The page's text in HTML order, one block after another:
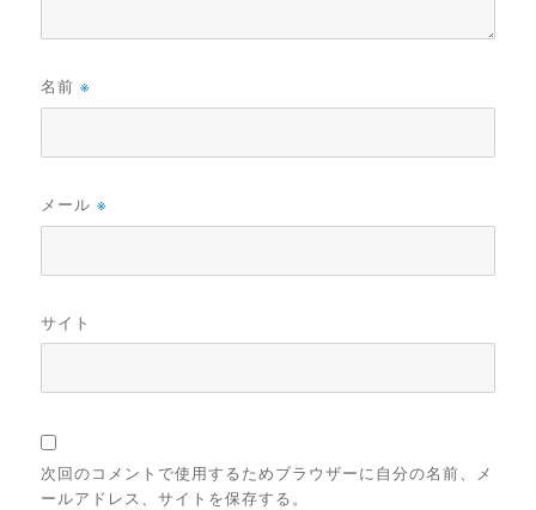
名前※
メール※
サイト
次回のコメントで使用するためブラウザーに自分の名前、メ
ールアドレス、サイトを保存する。